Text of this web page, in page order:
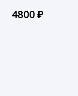
4800₽